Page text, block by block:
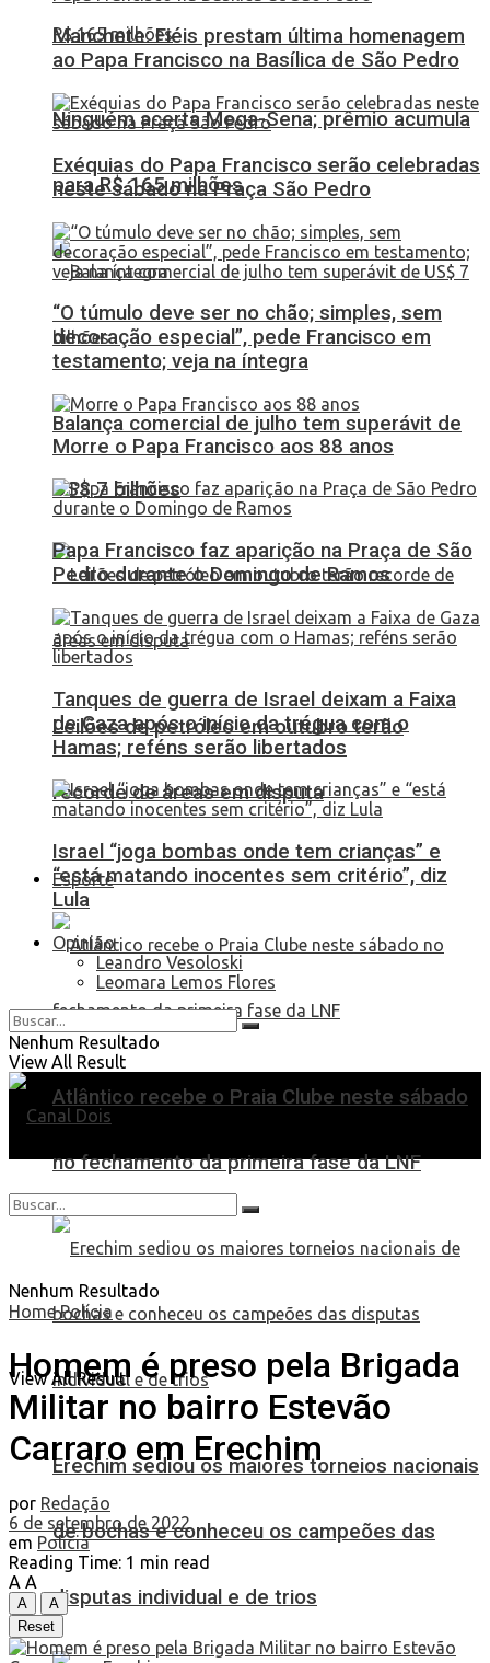
Ninguém acerta Mega-Sena; prêmio acumula
para R$ 165 milhões
Balança comercial de julho tem superávit de
US$ 7 bilhões
Leilões de petróleo em outubro terão
recorde de áreas em disputa
Esporte
Atlântico recebe o Praia Clube neste sábado
no fechamento da primeira fase da LNF
Erechim sediou os maiores torneios nacionais
de bochas e conheceu os campeões das
disputas individual e de trios
Manchete: Fiéis prestam última homenagem
ao Papa Francisco na Basílica de São Pedro
Exéquias do Papa Francisco serão celebradas
neste sábado na Praça São Pedro
“O túmulo deve ser no chão; simples, sem
decoração especial”, pede Francisco em
testamento; veja na íntegra
Morre o Papa Francisco aos 88 anos
Papa Francisco faz aparição na Praça de São
Pedro durante o Domingo de Ramos
Tanques de guerra de Israel deixam a Faixa
de Gaza após o início da trégua com o
Hamas; reféns serão libertados
Israel “joga bombas onde tem crianças” e
“está matando inocentes sem critério”, diz
Lula
Opinião
Leandro Vesoloski
Leomara Lemos Flores
Nenhum Resultado
View All Result
Nenhum Resultado
View All Result
Home Polícia
Homem é preso pela Brigada
Militar no bairro Estevão
Carraro em Erechim
por Redação
6 de setembro de 2022
em Polícia
Reading Time: 1 min read
A A
A
A
Reset